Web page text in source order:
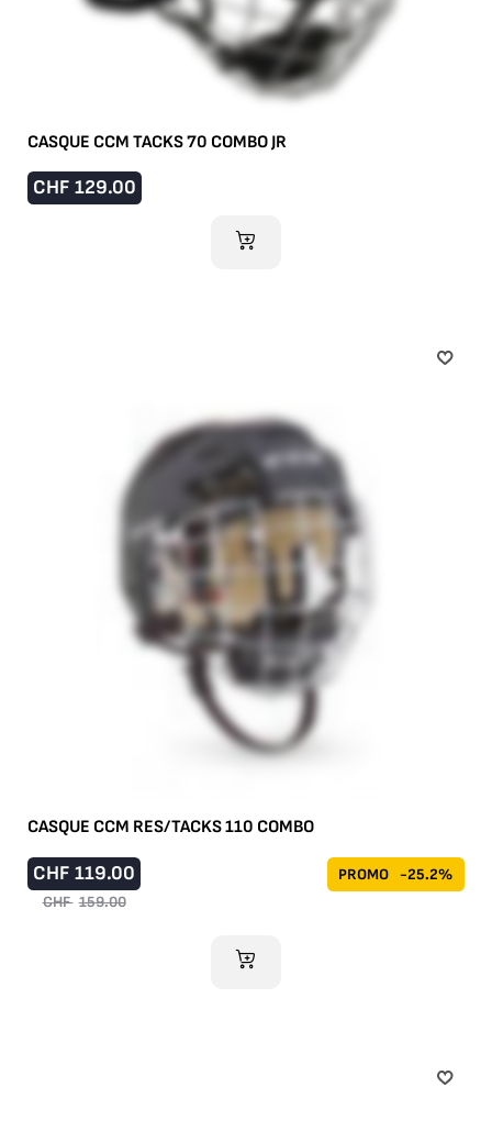
CASQUE CCM TACKS 70 COMBO JR
CHF 129.00
AJOUTER AU PANIER
CASQUE CCM RES/TACKS 110 COMBO
PROMO -25.2%
CHF 119.00
CHF 159.00
AJOUTER AU PANIER